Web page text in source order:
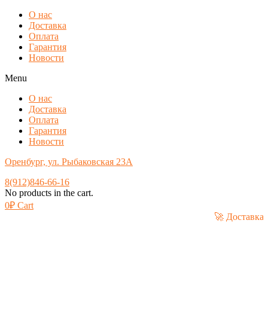
О нас
Доставка
Оплата
Гарантия
Новости
Menu
О нас
Доставка
Оплата
Гарантия
Новости
Оренбург, ул. Рыбаковская 23А
8(912)846-66-16
No products in the cart.
0₽ Cart
🚀